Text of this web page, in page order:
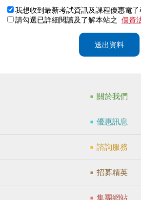
我想收到最新考試資訊及課程優惠電子
請勾選已詳細閱讀及了解本站之
個資
送出資料
關於我們
優惠訊息
諮詢服務
招募精英
集團網站